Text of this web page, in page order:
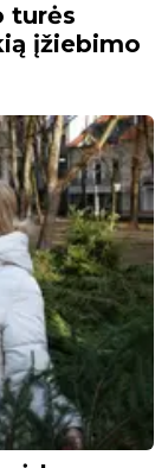
turės
įžiebimo